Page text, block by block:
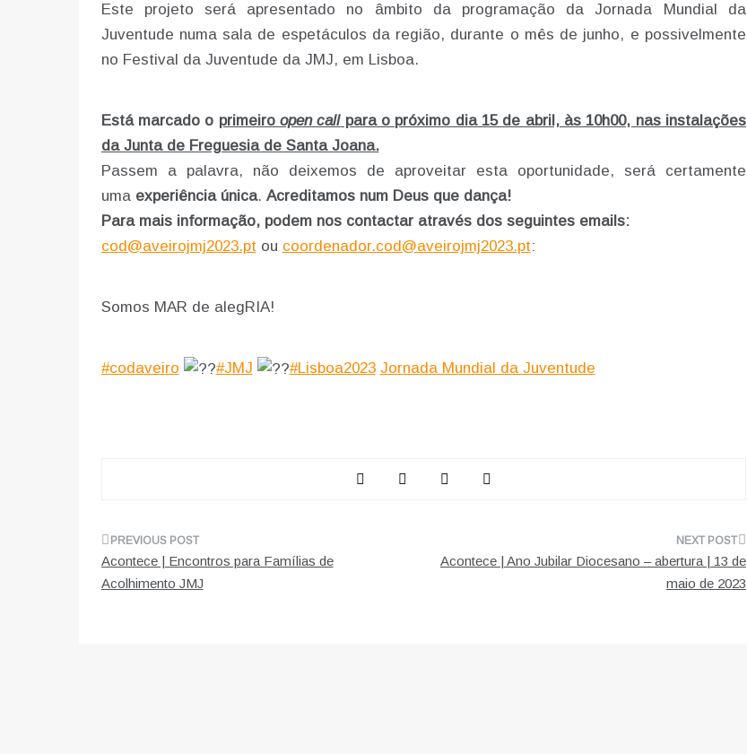
Este projeto será apresentado no âmbito da programação da Jornada Mundial da
Juventude numa sala de espetáculos da região, durante o mês de junho, e possivelmente
no Festival da Juventude da JMJ, em Lisboa.
Está marcado o primeiro open callpara o próximo dia 15 de abril, às 10h00, nas instalações
da Junta de Freguesia de Santa Joana.
Passem a palavra, não deixemos de aproveitar esta oportunidade, será certamente
uma experiência única. Acreditamos num Deus que dança!
Para mais informação, podem nos contactar através dos seguintes emails:
cod@aveirojmj2023.ptou coordenador.cod@aveirojmj2023.pt:
Somos MAR de alegRIA!
#codaveiro #JMJ #Lisboa2023 Jornada Mundial da Juventude
Navegação
de
Acontece | Encontros para Famílias de
Acolhimento JMJ
Acontece | Ano Jubilar Diocesano – abertura | 13 de
maio de 2023